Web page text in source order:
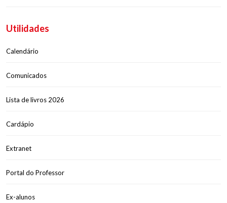
Utilidades
Calendário
Comunicados
Lista de livros 2026
Cardápio
Extranet
Portal do Professor
Ex-alunos